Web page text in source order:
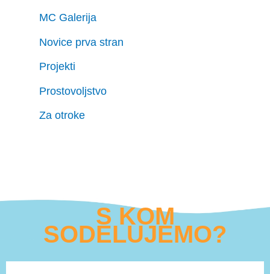
MC Galerija
Novice prva stran
Projekti
Prostovoljstvo
Za otroke
S KOM
SODELUJEMO?